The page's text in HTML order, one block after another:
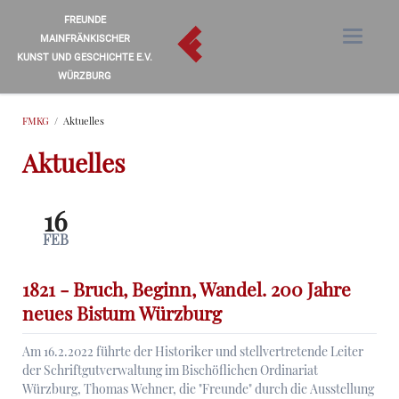
FREUNDE
MAINFRÄNKISCHER
KUNST UND GESCHICHTE E.V.
WÜRZBURG
FMKG Aktuelles
Aktuelles
16
FEB
1821 - Bruch, Beginn, Wandel. 200 Jahre
neues Bistum Würzburg
Am 16.2.2022 führte der Historiker und stellvertretende Leiter
der Schriftgutverwaltung im Bischöflichen Ordinariat
Würzburg, Thomas Wehner, die "Freunde" durch die Ausstellung